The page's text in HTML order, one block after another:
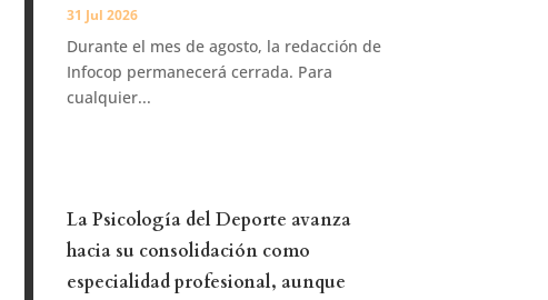
31 Jul 2026
Durante el mes de agosto, la redacción de
Infocop permanecerá cerrada. Para
cualquier...
La Psicología del Deporte avanza
hacia su consolidación como
especialidad profesional, aunque